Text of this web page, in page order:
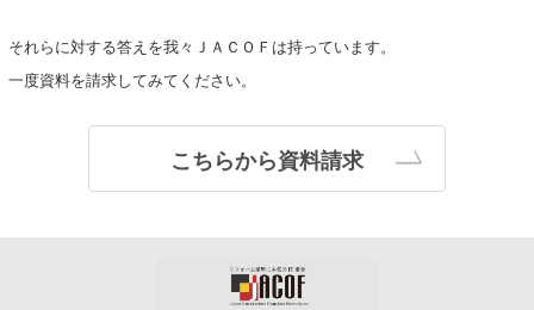
それらに対する答えを我々ＪＡＣＯＦは持っています。
一度資料を請求してみてください。
こちらから資料請求